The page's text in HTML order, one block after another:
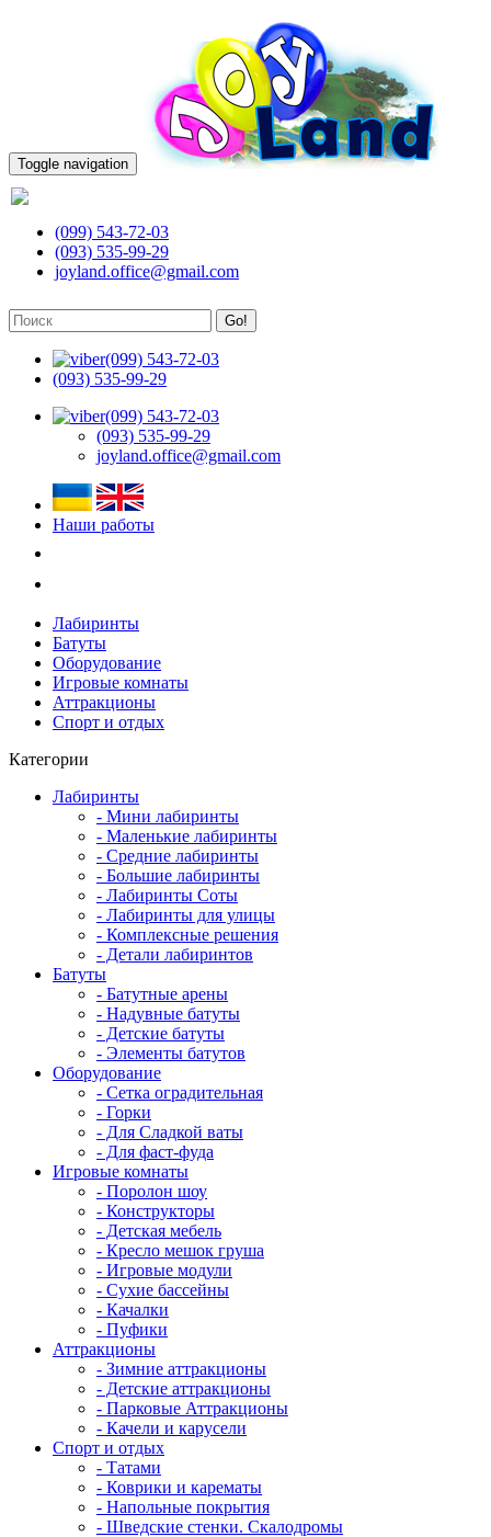
Toggle navigation
(099) 543-72-03
(093) 535-99-29
joyland.office@gmail.com
Go!
(099) 543-72-03
(093) 535-99-29
(099) 543-72-03
(093) 535-99-29
joyland.office@gmail.com
Наши работы
Лабиринты
Батуты
Оборудование
Игровые комнаты
Аттракционы
Спорт и отдых
Категории
Лабиринты
- Мини лабиринты
- Маленькие лабиринты
- Средние лабиринты
- Большие лабиринты
- Лабиринты Соты
- Лабиринты для улицы
- Комплексные решения
- Детали лабиринтов
Батуты
- Батутные арены
- Надувные батуты
- Детские батуты
- Элементы батутов
Оборудование
- Сетка оградительная
- Горки
- Для Сладкой ваты
- Для фаст-фуда
Игровые комнаты
- Поролон шоу
- Конструкторы
- Детская мебель
- Кресло мешок груша
- Игровые модули
- Сухие бассейны
- Качалки
- Пуфики
Аттракционы
- Зимние аттракционы
- Детские аттракционы
- Парковые Аттракционы
- Качели и карусели
Спорт и отдых
- Татами
- Коврики и карематы
- Напольные покрытия
- Шведские стенки. Скалодромы